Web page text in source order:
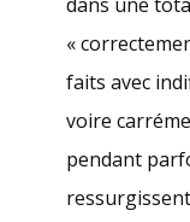
«
faits avec
voire
pendant